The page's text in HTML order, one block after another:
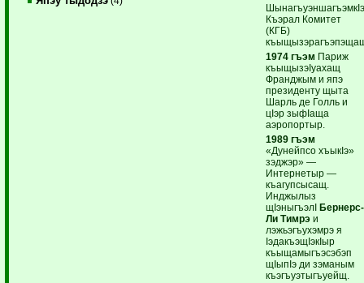
Къэрал Комитет
(КГБ)
1974 гъэм Париж
къыщызэIуахащ
Франджым и япэ
президенту щыта
Шарль де Голль и
цIэр зыфIаща
аэропортыр.
1989 гъэм
«Дунейпсо хъыкIэ»
зэджэр» —
Интернетыр —
къагупсысащ.
Инджылыз
щIэныгъэлIБернерс-
Ли Тимрэ и
лэжьэгъухэмрэ я
IэдакъэщIэкIыр
къыщамыгъэсэбэп
щIыпIэ ди зэманым
къэгъуэтыгъуейщ.